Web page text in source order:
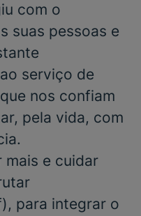
com o
suas pessoas e
serviço de
nos confiam
pela vida, com
mais e cuidar
para integrar o